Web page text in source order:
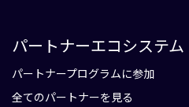
パートナーエコシステム
パートナープログラムに参加
全てのパートナーを見る